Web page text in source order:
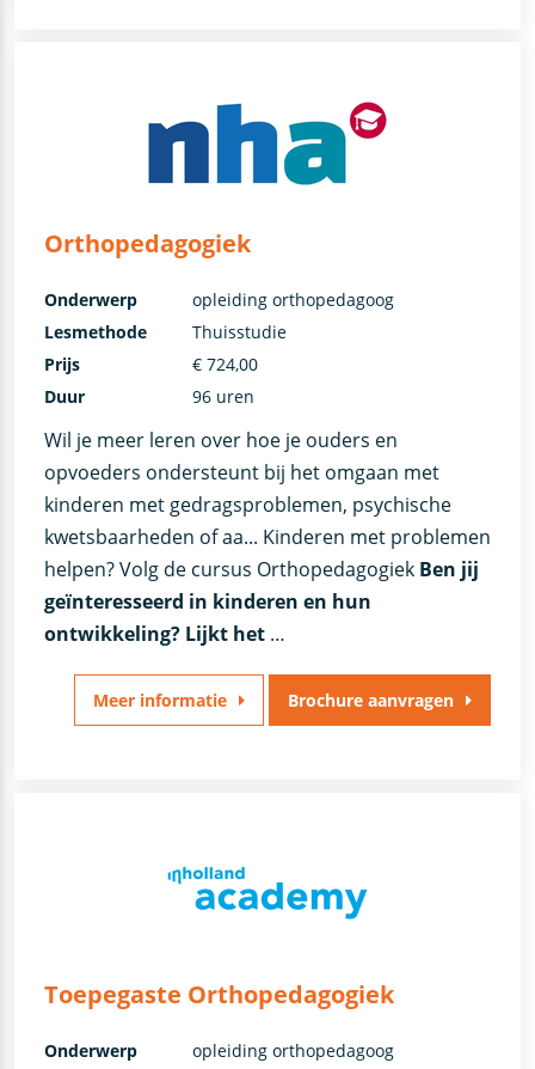
Orthopedagogiek
Wil je meer leren over hoe je ouders en
opvoeders ondersteunt bij het omgaan met
kinderen met gedragsproblemen, psychische
kwetsbaarheden of aa... Kinderen met problemen
helpen? Volg de cursus Orthopedagogiek Ben jij
geïnteresseerd in kinderen en hun
ontwikkeling? Lijkt het …
Onderwerp
opleiding orthopedagoog
Lesmethode
Thuisstudie
Prijs
€ 724,00
Duur
96 uren
Meer informatie Brochure aanvragen
Toepegaste Orthopedagogiek
Onderwerp
opleiding orthopedagoog